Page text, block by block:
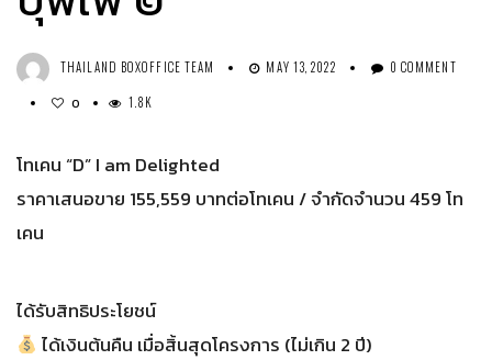
THAILAND BOXOFFICE TEAM MAY 13, 2022 0 COMMENT
0 1.8K
โทเคน “D” I am Delighted
ราคาเสนอขาย 155,559 บาทต่อโทเคน / จำกัดจำนวน 459 โท
เคน
ได้รับสิทธิประโยชน์
ได้เงินต้นคืน เมื่อสิ้นสุดโครงการ (ไม่เกิน 2 ปี)